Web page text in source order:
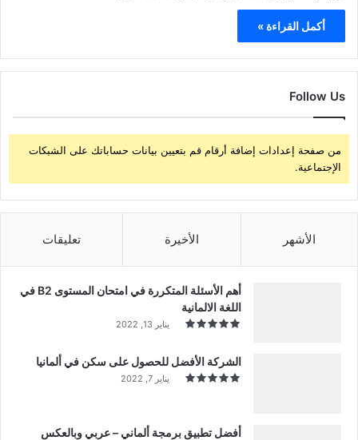
أكمل القراءة »
Follow Us
من صفحة إعدادات إضافة أرقام قم بتعيين بيانات حساباتك على الشبكات
الإجتماعية.
الأشهر الأخيرة تعليقات
أهم الأسئلة المتكررة في امتحان المستوى B2 في
اللغة الالمانية
يناير 13, 2022
الشركة الأفضل للحصول على سكن في ألمانيا
يناير 7, 2022
أفضل تطبيق برمجة ألماني – عربي وبالعكس